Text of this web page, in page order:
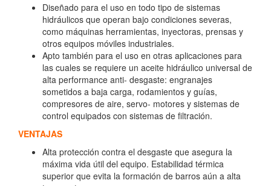
Diseñado para el uso en todo tipo de sistemas
hidráulicos que operan bajo condiciones severas,
como máquinas herramientas, inyectoras, prensas y
otros equipos móviles industriales.
Apto también para el uso en otras aplicaciones para
las cuales se requiere un aceite hidráulico universal de
alta performance anti- desgaste: engranajes
sometidos a baja carga, rodamientos y guías,
compresores de aire, servo- motores y sistemas de
control equipados con sistemas de filtración.
VENTAJAS
Alta protección contra el desgaste que asegura la
máxima vida útil del equipo. Estabilidad térmica
superior que evita la formación de barros aún a alta